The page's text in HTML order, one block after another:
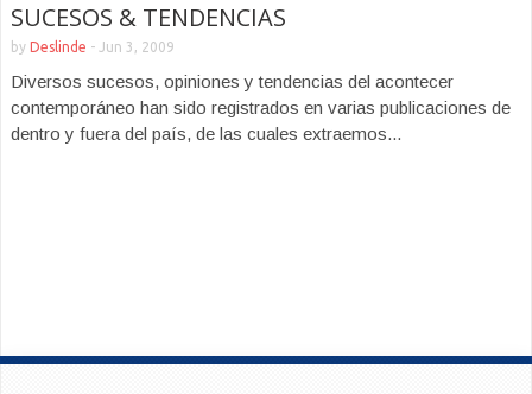
SUCESOS & TENDENCIAS
by Deslinde - Jun 3, 2009
Diversos sucesos, opiniones y tendencias del acontecer
contemporáneo han sido registrados en varias publicaciones de
dentro y fuera del país, de las cuales extraemos...